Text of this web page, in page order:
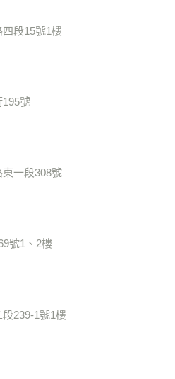
段15號1樓
號
一段308號
號1、2樓
239-1號1樓